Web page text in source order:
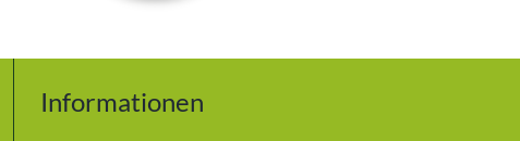
Informationen